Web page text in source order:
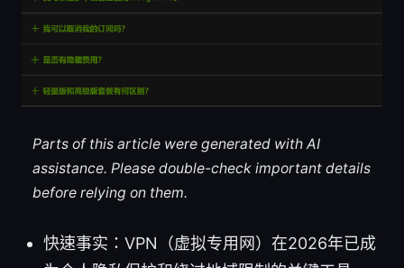
Parts of this article were generated with AI
assistance. Please double-check important details
before relying on them.
快速事实：VPN（虚拟专用网）在2026年已成